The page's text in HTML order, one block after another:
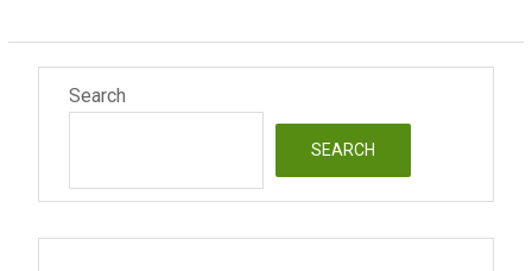
Search
SEARCH